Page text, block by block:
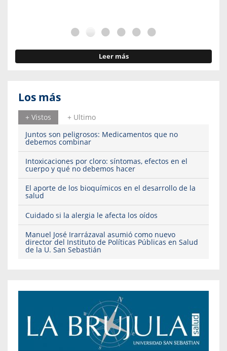
Leer más
Los más
+ Vistos
+ Ultimo
Juntos son peligrosos: Medicamentos que no
debemos combinar
Intoxicaciones por cloro: síntomas, efectos en el
cuerpo y qué no debemos hacer
El aporte de los bioquímicos en el desarrollo de la
salud
Cuidado si la alergia le afecta los oídos
Manuel José Irarrázaval asumió como nuevo
director del Instituto de Políticas Públicas en Salud
de la U. San Sebastián